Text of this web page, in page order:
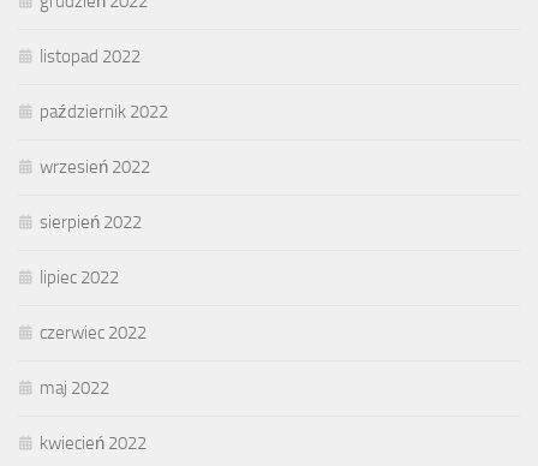
listopad 2022
październik 2022
wrzesień 2022
sierpień 2022
lipiec 2022
czerwiec 2022
maj 2022
kwiecień 2022